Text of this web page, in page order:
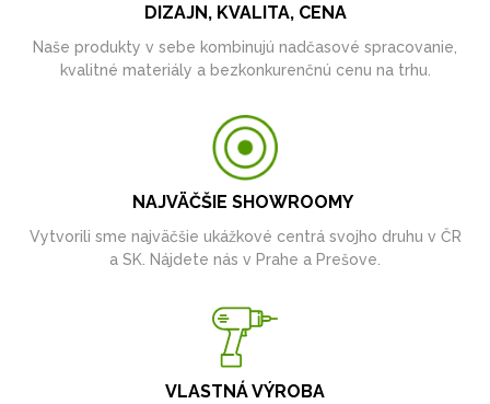
DIZAJN, KVALITA, CENA
Naše produkty v sebe kombinujú nadčasové spracovanie,
kvalitné materiály a bezkonkurenčnú cenu na trhu.
NAJVÄČŠIE SHOWROOMY
Vytvorili sme najväčšie ukážkové centrá svojho druhu v ČR
a SK. Nájdete nás v Prahe a Prešove.
VLASTNÁ VÝROBA